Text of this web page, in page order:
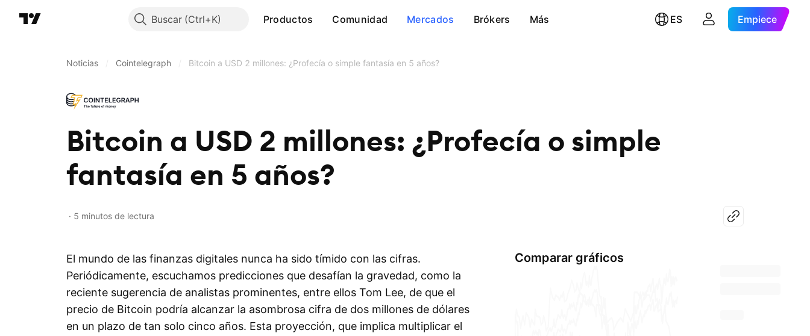
Buscar Productos Comunidad Mercados Brókers Más ES Empiece
Noticias Cointelegraph Bitcoin a USD 2 millones: ¿Profecía o simple fantasía en 5 años?
Bitcoin a USD 2 millones: ¿Profecía o simple
fantasía en 5 años?
5 minutos de lectura
El mundo de las finanzas digitales nunca ha sido tímido con las cifras.
Periódicamente, escuchamos predicciones que desafían la gravedad, como la
reciente sugerencia de analistas prominentes, entre ellos Tom Lee, de que el
precio de Bitcoin podría alcanzar la asombrosa cifra de dos millones de dólares
en un plazo de tan solo cinco años. Esta proyección, que implica multiplicar el
Comparar gráficos